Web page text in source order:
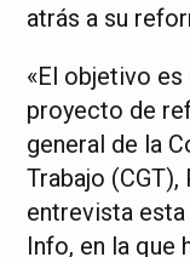
atrás a su
«El objetivo
proyecto de
general de la
Trabajo
entrevista esta
Info, en la que